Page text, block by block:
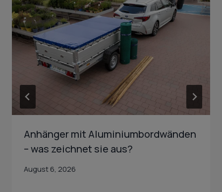
Anhänger mit Aluminiumbordwänden
– was zeichnet sie aus?
August 6, 2026